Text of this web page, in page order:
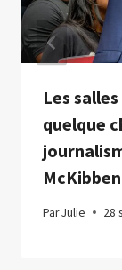
Les
quelque
McKibben
ParJulie 28